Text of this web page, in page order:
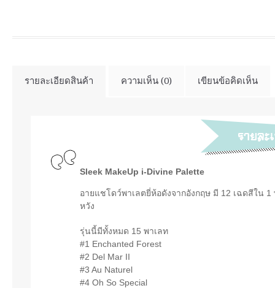
รายละเอียดสินค้า ความเห็น (0) เขียนข้อคิดเห็น
Sleek MakeUp i-Divine Palette
อายแชโดว์พาเลตยี่ห้อดังจากอังกฤษ มี 12 เฉดสีใ
หวัง
รุ่นนี้มีทั้งหมด 15 พาเลท
#1 Enchanted Forest
#2 Del Mar II
#3 Au Naturel
#4 Oh So Special